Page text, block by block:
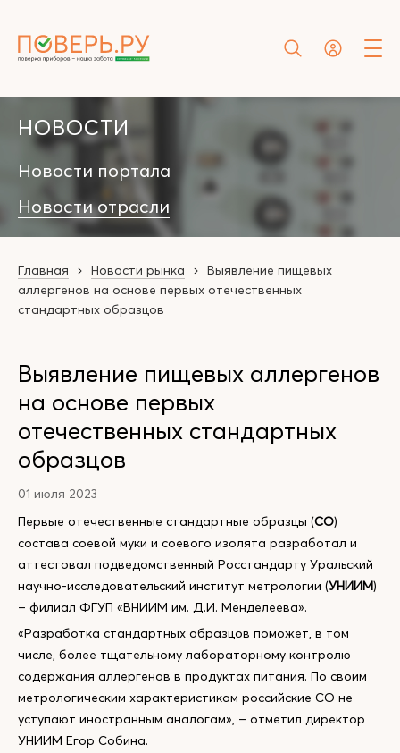
НОВОСТИ
Новости портала
Новости отрасли
Главная Новости рынка
Выявление пищевых
аллергенов на основе первых отечественных
стандартных образцов
Выявление пищевых аллергенов
на основе первых
отечественных стандартных
образцов
01 июля 2023
Первые отечественные стандартные образцы (СО)
состава соевой муки и соевого изолята разработал и
аттестовал подведомственный Росстандарту Уральский
научно-исследовательский институт метрологии (УНИИМ)
– филиал ФГУП «ВНИИМ им. Д.И. Менделеева».
«Разработка стандартных образцов поможет, в том
числе, более тщательному лабораторному контролю
содержания аллергенов в продуктах питания. По своим
метрологическим характеристикам российские СО не
уступают иностранным аналогам», – отметил директор
УНИИМ Егор Собина.